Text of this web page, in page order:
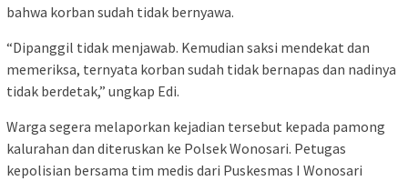
bahwa korban sudah tidak bernyawa.
“Dipanggil tidak menjawab. Kemudian saksi mendekat dan
memeriksa, ternyata korban sudah tidak bernapas dan nadinya
tidak berdetak,” ungkap Edi.
Warga segera melaporkan kejadian tersebut kepada pamong
kalurahan dan diteruskan ke Polsek Wonosari. Petugas
kepolisian bersama tim medis dari Puskesmas I Wonosari